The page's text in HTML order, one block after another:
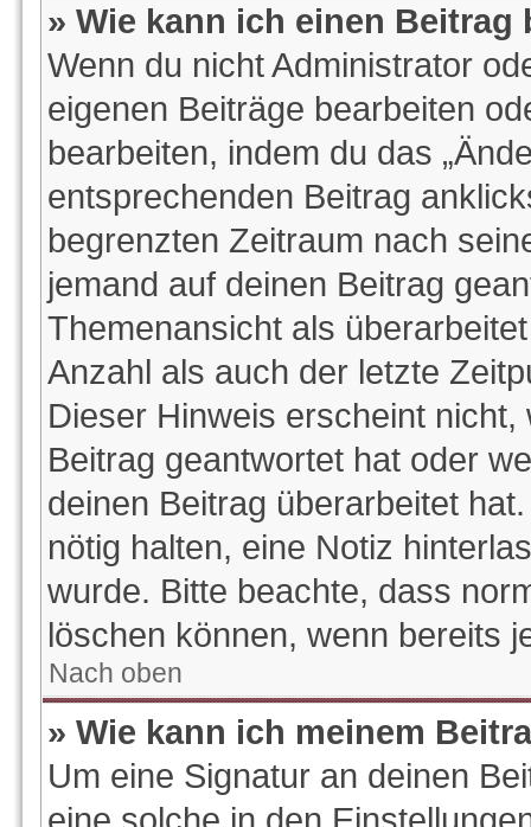
» Wie kann ich einen
Wenn du nicht Administrator
eigenen Beiträge bearbeiten
bearbeiten, indem du das
entsprechenden Beitrag
begrenzten Zeitraum nach
jemand auf deinen Beitrag
Themenansicht als
Anzahl als auch der letzte
Dieser Hinweis erscheint
Beitrag geantwortet hat oder
deinen Beitrag überarbeitet
nötig halten, eine Notiz
wurde. Bitte beachte, dass
löschen können, wenn bereits
Nach oben
» Wie kann ich meinem
Um eine Signatur an deinen